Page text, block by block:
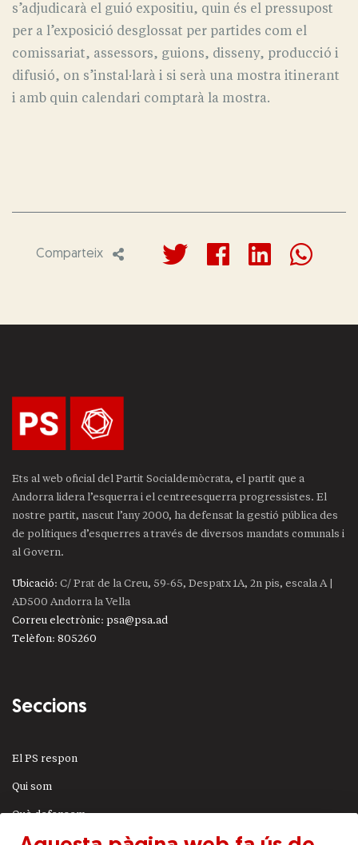
s’adjudicarà el guió expositiu, quin és el pressupost
per a l’exposició desglossat per partides com el
comissariat, assessors, guions, disseny, producció i
difusió, on s’instal·larà i si serà una mostra itinerant
i amb quin calendari comptarà la mostra.
Comparteix
Ets al web oficial del Partit Socialdemòcrata, el partit que a
Andorra lidera l’esquerra i el centreesquerra progressistes. El
nostre partit, nascut l’any 2000, ha defensat la gestió pública des
de polítiques d’esquerres a través de diversos mandats comunals i
al Govern.
Ubicació: C/ Prat de la Creu, 59-65, Despatx 1A, 2n pis, escala A |
AD500 Andorra la Vella
Correu electrònic: psa@psa.ad
Telèfon: 805260
Seccions
El PS respon
Qui som
Què defensem
Actualitat